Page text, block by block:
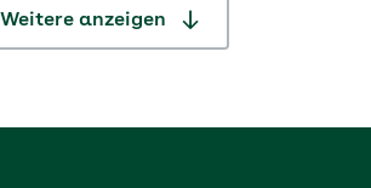
Weitere anzeigen